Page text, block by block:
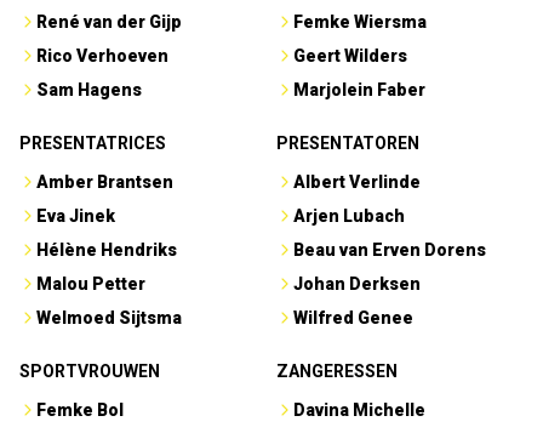
René van der Gijp
Rico Verhoeven
Sam Hagens
Femke Wiersma
Geert Wilders
Marjolein Faber
PRESENTATRICES
Amber Brantsen
Eva Jinek
Hélène Hendriks
Malou Petter
Welmoed Sijtsma
PRESENTATOREN
Albert Verlinde
Arjen Lubach
Beau van Erven Dorens
Johan Derksen
Wilfred Genee
SPORTVROUWEN
Femke Bol
ZANGERESSEN
Davina Michelle